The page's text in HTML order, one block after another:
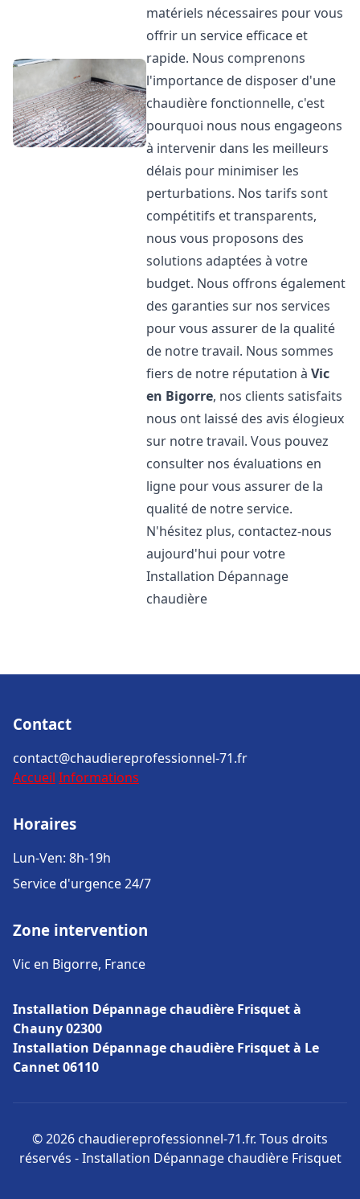
matériels nécessaires pour vous
offrir un service efficace et
rapide. Nous comprenons
l'importance de disposer d'une
chaudière fonctionnelle, c'est
pourquoi nous nous engageons
à intervenir dans les meilleurs
délais pour minimiser les
perturbations. Nos tarifs sont
compétitifs et transparents,
nous vous proposons des
solutions adaptées à votre
budget. Nous offrons également
des garanties sur nos services
pour vous assurer de la qualité
de notre travail. Nous sommes
fiers de notre réputation àVic
en Bigorre, nos clients satisfaits
nous ont laissé des avis élogieux
sur notre travail. Vous pouvez
consulter nos évaluations en
ligne pour vous assurer de la
qualité de notre service.
N'hésitez plus, contactez-nous
aujourd'hui pour votre
Installation Dépannage
chaudière
Contact
contact@chaudiereprofessionnel-71.fr
Accueil Informations
Horaires
Lun-Ven: 8h-19h
Service d'urgence 24/7
Zone intervention
Vic en Bigorre, France
Installation Dépannage chaudière Frisquet à
Chauny 02300
Installation Dépannage chaudière Frisquet à Le
Cannet 06110
© 2026 chaudiereprofessionnel-71.fr. Tous droits
réservés - Installation Dépannage chaudière Frisquet